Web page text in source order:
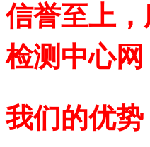
信誉至上
检测中心网
我们的优势